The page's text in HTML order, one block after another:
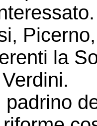
la
padrino